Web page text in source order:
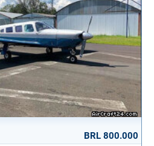
BRL 800.000